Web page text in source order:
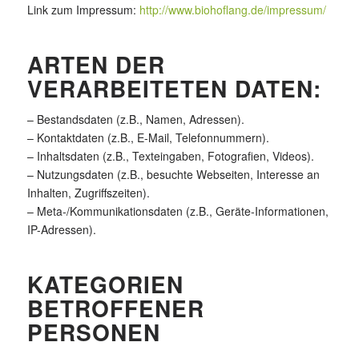
Link zum Impressum: http://www.biohoflang.de/impressum/
ARTEN DER
VERARBEITETEN DATEN:
– Bestandsdaten (z.B., Namen, Adressen).
– Kontaktdaten (z.B., E-Mail, Telefonnummern).
– Inhaltsdaten (z.B., Texteingaben, Fotografien, Videos).
– Nutzungsdaten (z.B., besuchte Webseiten, Interesse an
Inhalten, Zugriffszeiten).
– Meta-/Kommunikationsdaten (z.B., Geräte-Informationen,
IP-Adressen).
KATEGORIEN
BETROFFENER
PERSONEN